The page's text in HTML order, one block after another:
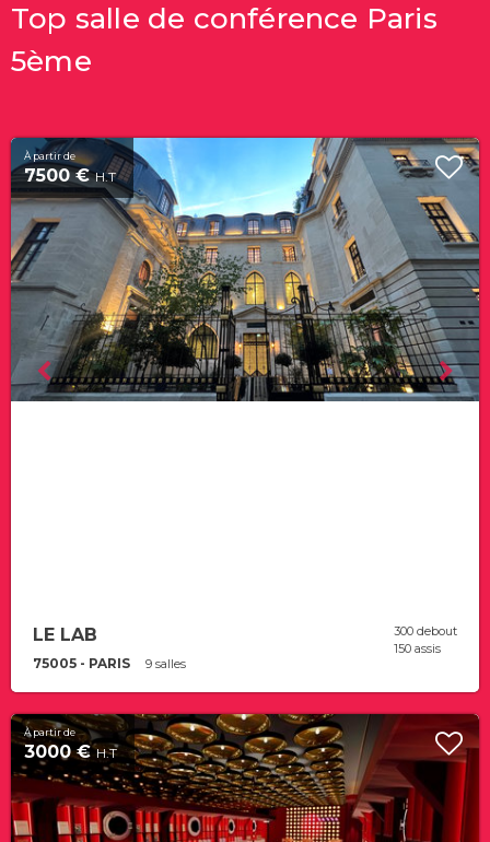
Top salle de conférence Paris
5ème
À partir de
7500 €H.T
LE LAB
75005 - PARIS 9 salles
300 debout
150 assis
À partir de
3000 €H.T